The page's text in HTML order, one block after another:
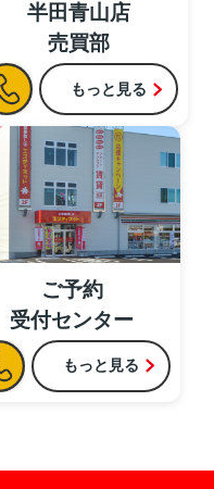
半田青山店
売買部
もっと見る
ご予約
受付センター
もっと見る